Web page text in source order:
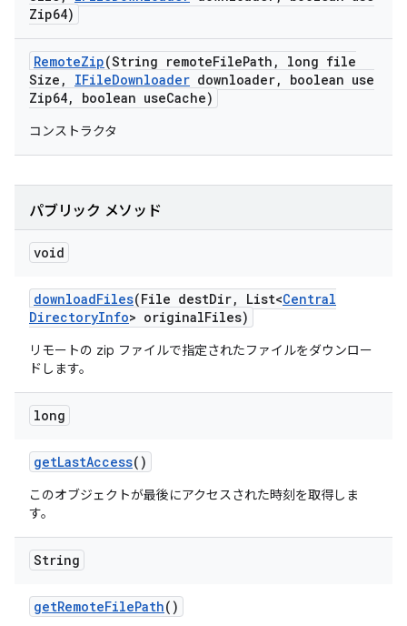
Zip64)
RemoteZip(String remoteFilePath ,
long file
Size , IFileDownloader downloader,
boolean use
Zip64, boolean useCache)
コンストラクタ
パブリック メソッド
void
downloadFiles(File destDir, List<Central
DirectoryInfo> originalFiles)
リモートの zip ファイルで指定されたファイルをダウンロー
ドします。
long
getLastAccess()
このオブジェクトが最後にアクセスされた時刻を取得しま
す。
String
getRemoteFilePath()